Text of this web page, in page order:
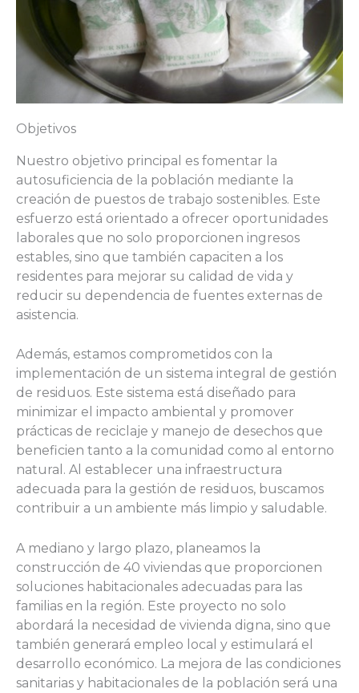
Objetivos
Nuestro objetivo principal es fomentar la
autosuficiencia de la población mediante la
creación de puestos de trabajo sostenibles. Este
esfuerzo está orientado a ofrecer oportunidades
laborales que no solo proporcionen ingresos
estables, sino que también capaciten a los
residentes para mejorar su calidad de vida y
reducir su dependencia de fuentes externas de
asistencia.
Además, estamos comprometidos con la
implementación de un sistema integral de gestión
de residuos. Este sistema está diseñado para
minimizar el impacto ambiental y promover
prácticas de reciclaje y manejo de desechos que
beneficien tanto a la comunidad como al entorno
natural. Al establecer una infraestructura
adecuada para la gestión de residuos, buscamos
contribuir a un ambiente más limpio y saludable.
A mediano y largo plazo, planeamos la
construcción de 40 viviendas que proporcionen
soluciones habitacionales adecuadas para las
familias en la región. Este proyecto no solo
abordará la necesidad de vivienda digna, sino que
también generará empleo local y estimulará el
desarrollo económico. La mejora de las condiciones
sanitarias y habitacionales de la población será una